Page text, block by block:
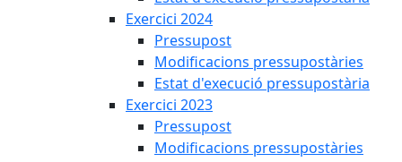
Exercici 2024
Pressupost
Modificacions pressupostàries
Estat d'execució pressupostària
Exercici 2023
Pressupost
Modificacions pressupostàries